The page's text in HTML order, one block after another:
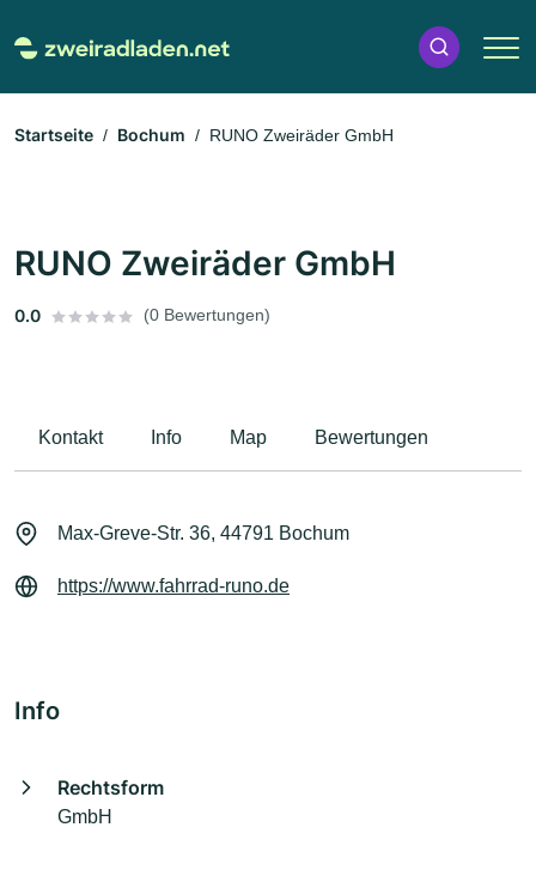
Startseite Bochum RUNO Zweiräder GmbH
RUNO Zweiräder GmbH
0.0 (0 Bewertungen)
Kontakt Info Map Bewertungen
Max-Greve-Str. 36, 44791 Bochum
https://www.fahrrad-runo.de
Info
Rechtsform
GmbH